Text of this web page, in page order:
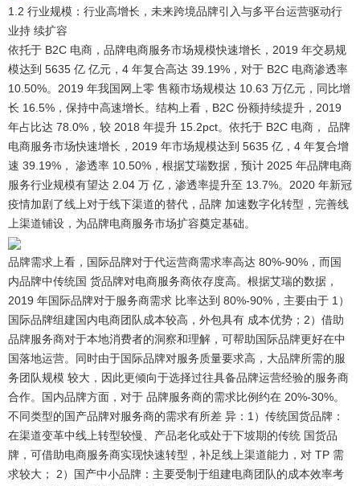
1.2 行业规模：行业高增长，未来跨境品牌引入与多平台运营驱动行
业持 续扩容
依托于 B2C 电商，品牌电商服务市场规模快速增长，2019 年交易规
模达到 5635 亿 亿元，4 年复合高达 39.19%，对于 B2C 电商渗透率
10.50%。 2019 年我国网上零 售额市场规模达 10.63 万亿元，同比增
长 16.5%，保持中高速增长。结构上看，B2C 份额持续提升，2019
年占比达 78.0%，较 2018 年提升 15.2pct。依托于 B2C 电商， 品牌
电商服务市场快速增长，2019 年市场规模达到 5635 亿，4 年复合增
速 39.19%， 渗透率 10.50%，根据艾瑞数据，预计 2025 年品牌电商
服务行业规模有望达 2.04 万 亿，渗透率提升至 13.7%。2020 年新冠
疫情加剧了线上对于线下渠道的替代，品牌 加速数字化转型，完善线
上渠道铺设，为品牌电商服务市场扩容奠定基础。
品牌需求上看，国际品牌对于代运营商需求率高达 80%-90%，而国
内品牌中传统国 货品牌对电商服务商依存度高。 根据艾瑞的数据，
2019 年国际品牌对于服务商需求 比率达到 80%-90%，主要由于 1）
国际品牌组建国内电商团队成本较高，外包具有 成本优势；2）借助
品牌服务商对于本地消费者的洞察和理解，可帮助国际品牌更好在中
国落地运营。同时由于国际品牌对服务质量要求高，大品牌所需的服
务团队规模 较大，因此更倾向于选择过往具备品牌运营经验的服务商
合作。国内品牌方面，对于 品牌服务商的需求比例约在 20%-30%。
不同类型的国产品牌对服务商的需求有所差 异：1）传统国货品牌：
在渠道变革中线上转型较慢、产品老化或处于下坡期的传统 国货品
牌，可借助电商服务商实现快速转型，补足线上渠道能力，对 TP 需
求较大； 2）国产中小品牌：主要受制于组建电商团队的成本效率考